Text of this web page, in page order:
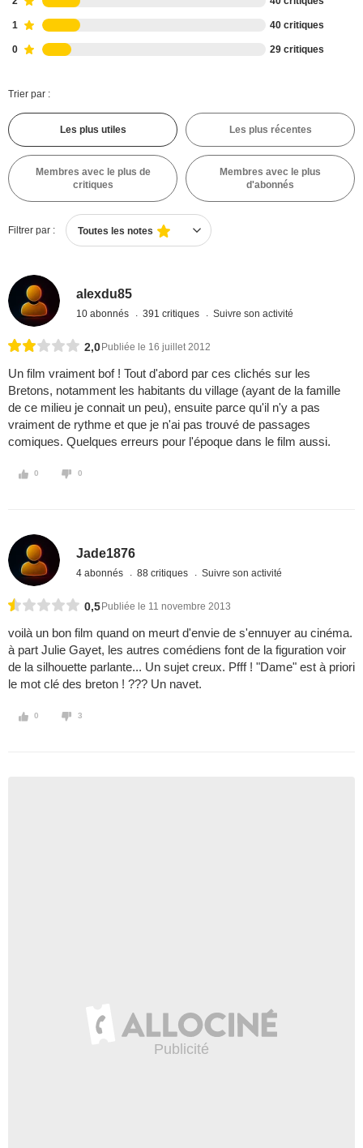
1 40 critiques
0 29 critiques
Trier par :
Les plus utiles Les plus récentes
Membres avec le plus de
critiques
Membres avec le plus
d'abonnés
Filtrer par : Toutes les notes
alexdu85
10 abonnés 391 critiques Suivre son activité
2,0 Publiée le 16 juillet 2012
Un film vraiment bof ! Tout d'abord par ces clichés sur les
Bretons, notamment les habitants du village (ayant de la famille
de ce milieu je connait un peu), ensuite parce qu'il n'y a pas
vraiment de rythme et que je n'ai pas trouvé de passages
comiques. Quelques erreurs pour l'époque dans le film aussi.
0 0
Jade1876
4 abonnés 88 critiques Suivre son activité
0,5 Publiée le 11 novembre 2013
voilà un bon film quand on meurt d'envie de s'ennuyer au cinéma.
à part Julie Gayet, les autres comédiens font de la figuration voir
de la silhouette parlante... Un sujet creux. Pfff ! "Dame" est à priori
le mot clé des breton ! ??? Un navet.
0 3